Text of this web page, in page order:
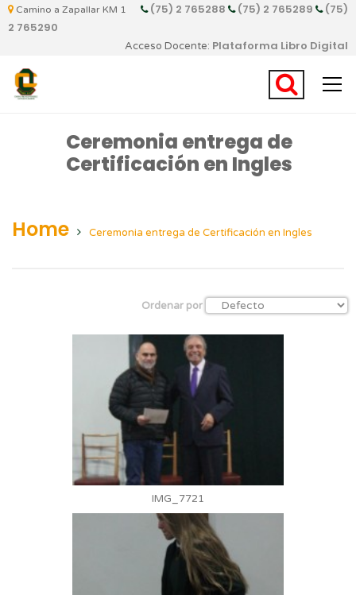
Camino a Zapallar KM 1 (75) 2 765288 (75) 2 765289
(75)
2 765290
Acceso Docente: Plataforma Libro Digital
Ceremonia entrega de
Certificación en Ingles
Home Ceremonia entrega de Certificación en Ingles
Ordenar por
IMG_7721